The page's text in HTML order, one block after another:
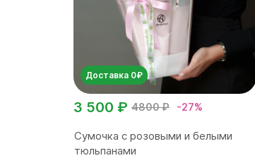
Доставка 0₽
4800 ₽ -27%
3 500 ₽
Сумочка с розовыми и белыми
тюльпанами